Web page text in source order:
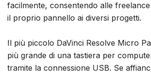
facilmente, consentendo alle
il proprio pannello ai diversi progetti.
Il più piccolo DaVinci Resolve Micro
più grande di una tastiera per
tramite la connessione USB. Se